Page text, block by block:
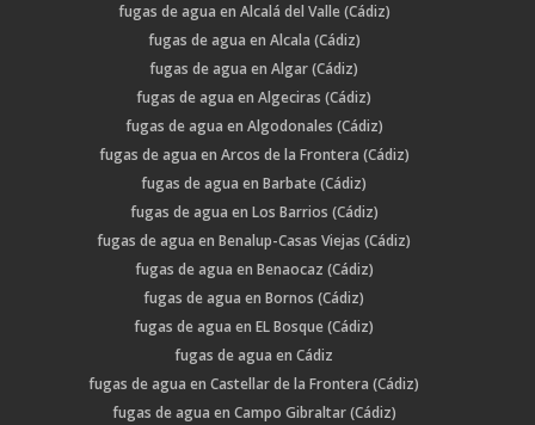
fugas de agua en Alcalá del Valle (Cádiz)
fugas de agua en Alcala (Cádiz)
fugas de agua en Algar (Cádiz)
fugas de agua en Algeciras (Cádiz)
fugas de agua en Algodonales (Cádiz)
fugas de agua en Arcos de la Frontera (Cádiz)
fugas de agua en Barbate (Cádiz)
fugas de agua en Los Barrios (Cádiz)
fugas de agua en Benalup-Casas Viejas (Cádiz)
fugas de agua en Benaocaz (Cádiz)
fugas de agua en Bornos (Cádiz)
fugas de agua en EL Bosque (Cádiz)
fugas de agua en Cádiz
fugas de agua en Castellar de la Frontera (Cádiz)
fugas de agua en Campo Gibraltar (Cádiz)